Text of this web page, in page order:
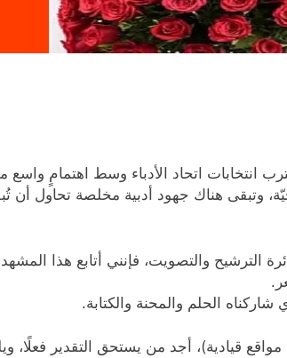
انتخابات اتحاد الأدباء وسط اهتمامٍ واسع
وتبقى هناك جهود أدبية مخلصة تحاول أن
الترشيح والتصويت، فإنني أتابع هذا
الحلم والمحنة والكتابة.
قيادية)، أجد من يستحق التقدير فعلًا،